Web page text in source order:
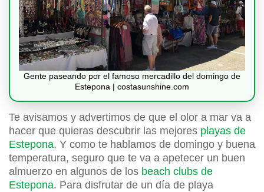
Gente paseando por el famoso mercadillo del domingo de
Estepona | costasunshine.com
Te avisamos y advertimos de que el olor a mar va a
hacer que quieras descubrir las mejores playas de
Estepona. Y como te hablamos de domingo y buena
temperatura, seguro que te va a apetecer un buen
almuerzo en algunos de los beach clubs de
Estepona. Para disfrutar de un día de playa